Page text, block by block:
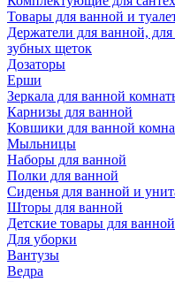
Товары для ванной и
Держатели для ванной,
зубных щеток
Дозаторы
Ерши
Зеркала для ванной
Карнизы для ванной
Ковшики для ванной
Мыльницы
Наборы для ванной
Полки для ванной
Сиденья для ванной и
Шторы для ванной
Детские товары для
Для уборки
Вантузы
Ведра